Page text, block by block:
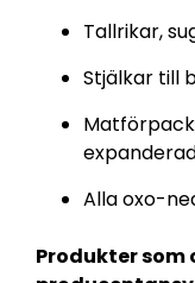
Tallrikar,
Stjälkar till
Alla oxo-
Produkter